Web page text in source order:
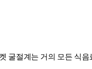
굴절계는 거의 모든 식